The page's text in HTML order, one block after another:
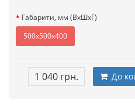
Габарити, мм (ВxШхГ)
500x500x400
1 040 грн. До